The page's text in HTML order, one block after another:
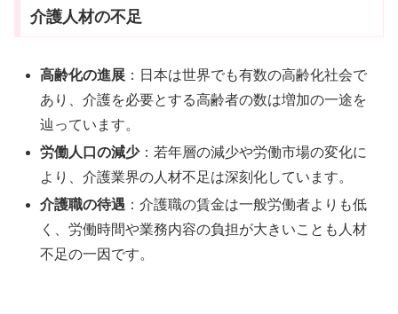
介護人材の不足
高齢化の進展 ：日本は世界でも有数の高齢化社会で
あり、介護を必要とする高齢者の数は増加の一途を
辿っています。
労働人口の減少：若年層の減少や労働市場の変化に
より、介護業界の人材不足は深刻化しています。
介護職の待遇 ：介護職の賃金は一般労働者よりも低
く、労働時間や業務内容の負担が大きいことも人材
不足の一因です。